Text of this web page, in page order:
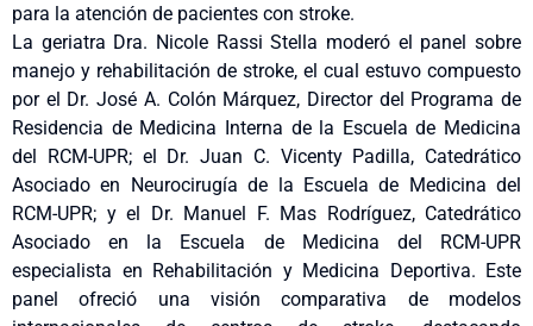
para la atención de pacientes con stroke.
La geriatra Dra. Nicole Rassi Stella moderó el panel sobre
manejo y rehabilitación de stroke, el cual estuvo compuesto
por el Dr. José A. Colón Márquez, Director del Programa de
Residencia de Medicina Interna de la Escuela de Medicina
del RCM-UPR; el Dr. Juan C. Vicenty Padilla, Catedrático
Asociado en Neurocirugía de la Escuela de Medicina del
RCM-UPR; y el Dr. Manuel F. Mas Rodríguez, Catedrático
Asociado en la Escuela de Medicina del RCM-UPR
especialista en Rehabilitación y Medicina Deportiva. Este
panel ofreció una visión comparativa de modelos